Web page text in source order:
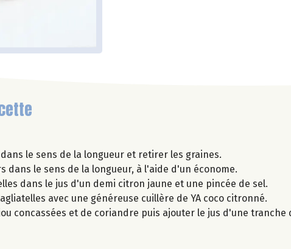
le sens de la longueur et retirer les graines.
dans le sens de la longueur, à l'aide d'un économe.
dans le jus d'un demi citron jaune et une pincée de sel.
avec une généreuse cuillère de YA coco citronné.
concassées et de coriandre puis ajouter le jus d'une